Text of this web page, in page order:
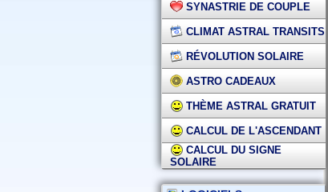
SYNASTRIE DE COUPLE
CLIMAT ASTRAL TRANSITS
RÉVOLUTION SOLAIRE
ASTRO CADEAUX
THÈME ASTRAL GRATUIT
CALCUL DE L'ASCENDANT
CALCUL DU SIGNE
SOLAIRE